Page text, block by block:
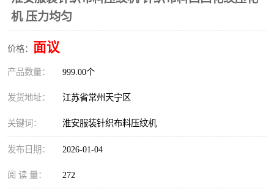
机 压力均匀
价格： 面议
产品数量： 999.00个
发货地址： 江苏省常州天宁区
关键词： 淮安服装针织布料压纹机
发布日期： 2026-01-04
阅 读 量： 272